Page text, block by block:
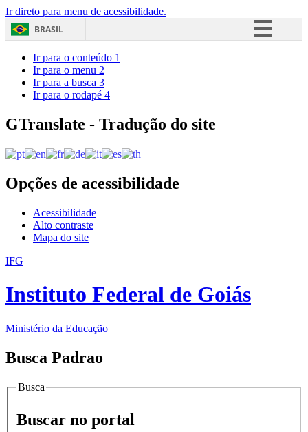
Ir direto para menu de acessibilidade.
BRASIL
Acesso à informação
Ir para o conteúdo 1
Ir para o menu 2
Ir para a busca 3
Ir para o rodapé 4
GTranslate - Tradução do site
Opções de acessibilidade
Acessibilidade
Alto contraste
Mapa do site
IFG
Instituto Federal de Goiás
Ministério da Educação
Busca Padrao
Busca
Buscar no portal